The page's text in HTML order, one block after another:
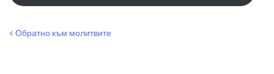
< Обратно към молитвите